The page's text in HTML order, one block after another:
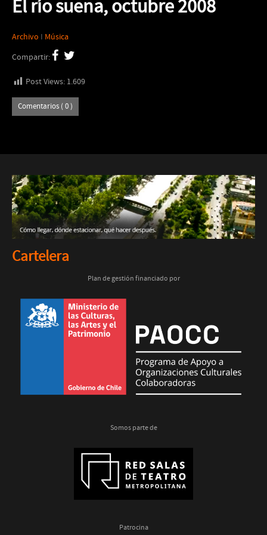
El río suena, octubre 2008
Archivo I Música
Compartir:
Post Views: 1.609
Comentarios ( 0 )
Cartelera
Plan de gestión financiado por
Somos parte de
Patrocina